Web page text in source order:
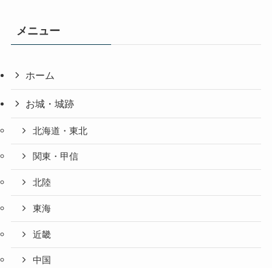
メニュー
ホーム
お城・城跡
北海道・東北
関東・甲信
北陸
東海
近畿
中国